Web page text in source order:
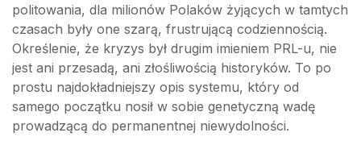
politowania, dla milionów Polaków żyjących w tamtych
czasach były one szarą, frustrującą codziennością.
Określenie, że kryzys był drugim imieniem PRL-u, nie
jest ani przesadą, ani złośliwością historyków. To po
prostu najdokładniejszy opis systemu, który od
samego początku nosił w sobie genetyczną wadę
prowadzącą do permanentnej niewydolności.